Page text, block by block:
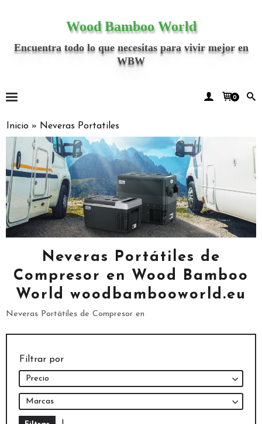
Wood Bamboo World
Encuentra todo lo que necesitas para vivir mejor en
WBW
0
Inicio » Neveras Portatiles
Neveras Portátiles de
Compresor en Wood Bamboo
World woodbambooworld.eu
Neveras Portátiles de Compresor en
Filtrar por
Precio
Marcas